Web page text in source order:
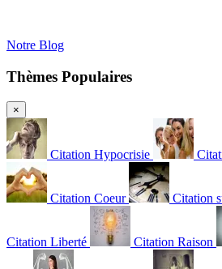
Notre Blog
Thèmes Populaires
×
Citation Hypocrisie
Citation Coeur Citation
Citation Liberté Citation Raison